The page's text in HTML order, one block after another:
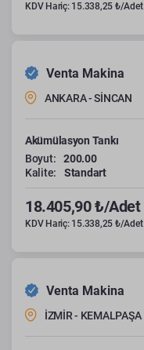
KDV Hariç: 15.338,25 ₺/Adet
Venta Makina
ANKARA - SİNCAN
Akümülasyon Tankı
Boyut:
200.00
Kalite:
Standart
18.405,90 ₺/Adet
KDV Hariç: 15.338,25 ₺/Adet
Venta Makina
İZMİR - KEMALPAŞA